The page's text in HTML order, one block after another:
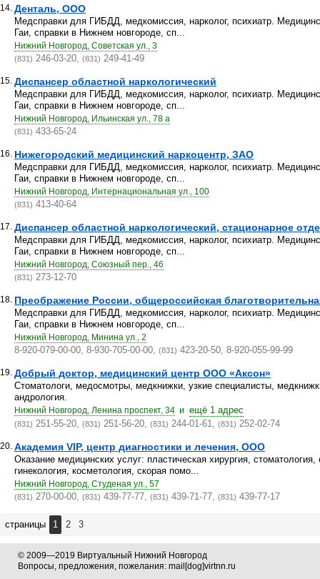
14. Денталь, ООО
Медсправки для ГИБДД, медкомиссия, нарколог, психиатр.
Гаи, справки в Нижнем новгороде, сп...
Нижний Новгород, Советская ул., 3
(831) 246-03-20, (831) 249-41-49
15. Диспансер областной наркологический
Медсправки для ГИБДД, медкомиссия, нарколог, психиатр.
Гаи, справки в Нижнем новгороде, сп...
Нижний Новгород, Ильинская ул., 78 а
(831) 433-65-24
16. Нижегородский медицинский наркоцентр, ЗАО
Медсправки для ГИБДД, медкомиссия, нарколог, психиатр.
Гаи, справки в Нижнем новгороде, сп...
Нижний Новгород, Интернациональная ул., 100
(831) 413-40-64
17. Диспансер областной наркологический, стационарное
Медсправки для ГИБДД, медкомиссия, нарколог, психиатр.
Гаи, справки в Нижнем новгороде, сп...
Нижний Новгород, Союзный пер., 46
(831) 273-12-70
18. Преображение России, общероссийская
Медсправки для ГИБДД, медкомиссия, нарколог, психиатр.
Гаи, справки в Нижнем новгороде, сп...
Нижний Новгород, Минина ул., 2
8-920-079-00-00, 8-930-705-00-00, (831) 423-20-50, 8-920-055-99-99
19. Добрый доктор, медицинский центр ООО «Аксон»
Стоматологи, медосмотры, медкнижки, узкие специалисты,
андрология.
Нижний Новгород, Ленина проспект, 34 и ещё 1 адрес
(831) 251-55-20, (831) 251-56-20, (831) 244-01-61, (831) 252-02-74
20. Академия VIP, центр диагностики и лечения, ООО
Оказание медицинских услуг: пластическая хирургия,
гинекология, косметология, скорая помо...
Нижний Новгород, Студеная ул., 57
(831) 270-00-00, (831) 439-77-77, (831) 439-71-77, (831) 439-77-17
страницы 1 2 3
© 2009—2019 Виртуальный Нижний Новгород
Вопросы, предложения, пожелания: mail[dog]virtnn.ru